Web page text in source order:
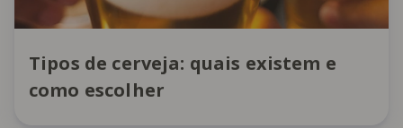
Tipos de cerveja: quais existem e
como escolher